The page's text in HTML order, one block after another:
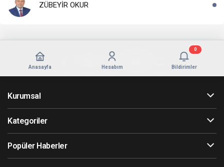
ZÜBEYİR OKUR
Anasayfa Hesabım Bildirimler
0
Kurumsal
Kategoriler
Popüler Haberler